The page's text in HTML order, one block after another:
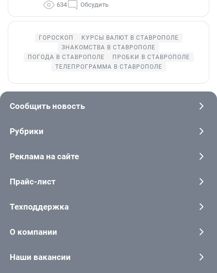
634 Обсудить
ГОРОСКОП
КУРСЫ ВАЛЮТ В СТАВРОПОЛЕ
ЗНАКОМСТВА В СТАВРОПОЛЕ
ПОГОДА В СТАВРОПОЛЕ
ПРОБКИ В СТАВРОПОЛЕ
ТЕЛЕПРОГРАММА В СТАВРОПОЛЕ
Сообщить новость
Рубрики
Реклама на сайте
Прайс-лист
Техподдержка
О компании
Наши вакансии